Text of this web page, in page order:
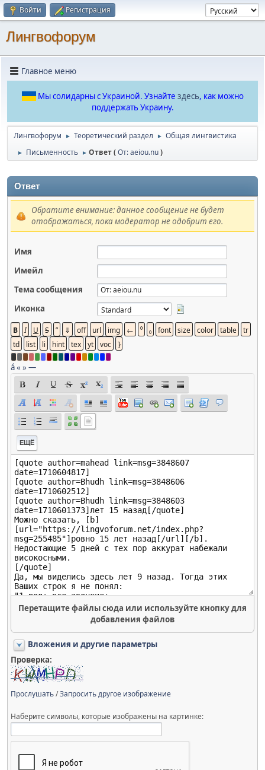
Войти Регистрация
Лингвофорум
Главное меню
Мы солидарны с Украиной. Узнайте здесь, как можно
поддержать Украину.
Лингвофорум ► Теоретический раздел ► Общая лингвистика
► Письменность ► Ответ (От: aeiou.nu)
Ответ
Обратите внимание: данное сообщение не будет
отображаться, пока модератор не одобрит его.
Имя
Имейл
Тема сообщения
Иконка
á« »—
ЕЩЁ
Перетащите файлы сюда или используйте кнопку для
добавления файлов
Вложения и другие параметры
Проверка:
Прослушать/Запросить другое изображение
Наберите символы, которые изображены на картинке: